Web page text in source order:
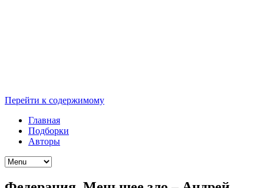
Перейти к содержимому
Главная
Подборки
Авторы